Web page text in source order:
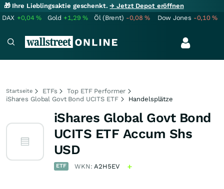
🎁 Ihre Lieblingsaktie geschenkt.→ Jetzt Depot eröffnen
DAX +0,04% Gold +1,29% Öl (Brent) -0,08% Dow Jones -0,10%
Startseite ETFs
Top ETF Performer
iShares Global Govt Bond UCITS ETF
Handelsplätze
iShares Global Govt Bond
UCITS ETF Accum Shs
USD
ETF WKN:A2H5EV